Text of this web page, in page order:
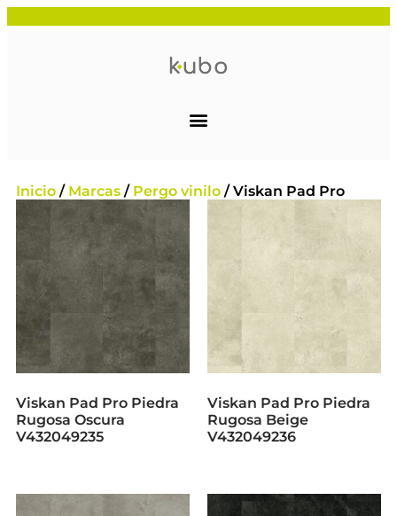
Inicio / Marcas / Pergo vinilo / Viskan Pad Pro
Viskan Pad Pro Piedra
Rugosa Oscura
V432049235
Viskan Pad Pro Piedra
Rugosa Beige
V432049236